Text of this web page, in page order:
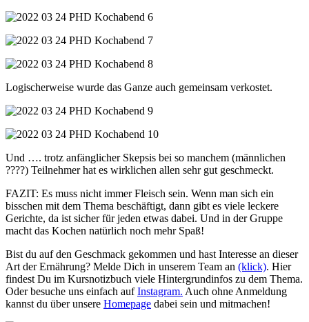
Logischerweise wurde das Ganze auch gemeinsam verkostet.
Und …. trotz anfänglicher Skepsis bei so manchem (männlichen
????) Teilnehmer hat es wirklichen allen sehr gut geschmeckt.
FAZIT: Es muss nicht immer Fleisch sein. Wenn man sich ein
bisschen mit dem Thema beschäftigt, dann gibt es viele leckere
Gerichte, da ist sicher für jeden etwas dabei. Und in der Gruppe
macht das Kochen natürlich noch mehr Spaß!
Bist du auf den Geschmack gekommen und hast Interesse an dieser
Art der Ernährung? Melde Dich in unserem Team an (klick). Hier
findest Du im Kursnotizbuch viele Hintergrundinfos zu dem Thema.
Oder besuche uns einfach aufInstagram. Auch ohne Anmeldung
kannst du über unsere Homepage dabei sein und mitmachen!